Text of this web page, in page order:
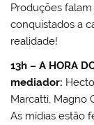
Produções
conquistados a
realidade!
13h – A HORA
mediador:
Marcatti, Magno
As mídias estão